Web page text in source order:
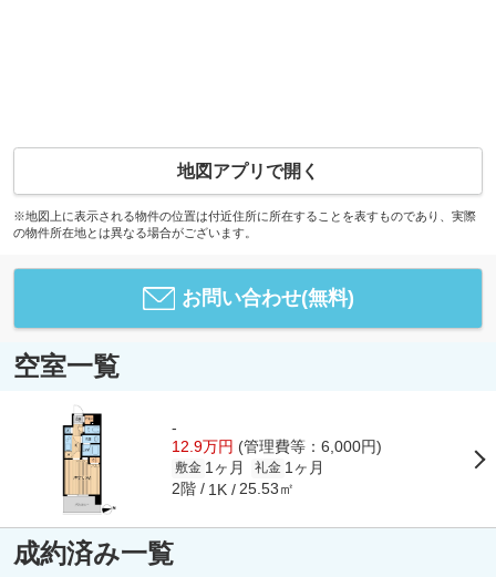
地図アプリで開く
※地図上に表示される物件の位置は付近住所に所在することを表すものであり、実際
の物件所在地とは異なる場合がございます。
お問い合わせ(無料)
空室一覧
-
12.9万円 (管理費等：6,000円)
敷金 1ヶ月 礼金 1ヶ月
2階 1K 25.53㎡
成約済み一覧